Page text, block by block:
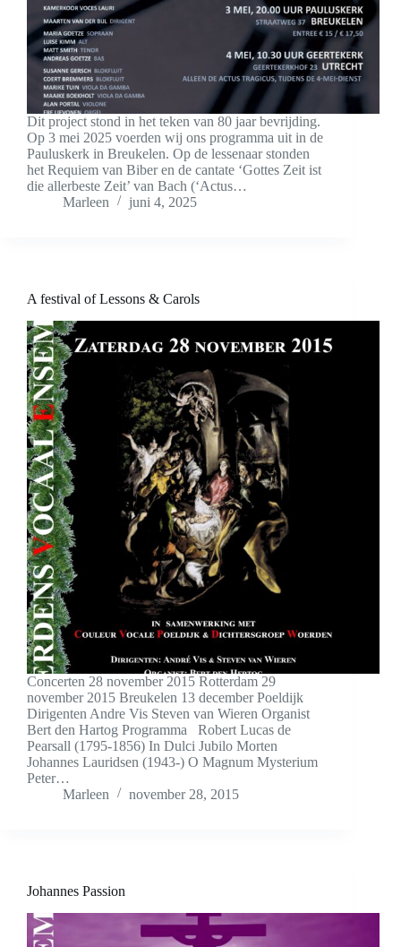
Dit project stond in het teken van 80 jaar bevrijding.
Op 3 mei 2025 voerden wij ons programma uit in de
Pauluskerk in Breukelen. Op de lessenaar stonden
het Requiem van Biber en de cantate ‘Gottes Zeit ist
die allerbeste Zeit’ van Bach (‘Actus…
Marleen
juni 4, 2025
A festival of Lessons & Carols
Concerten 28 november 2015 Rotterdam 29
november 2015 Breukelen 13 december Poeldijk
Dirigenten Andre Vis Steven van Wieren Organist
Bert den Hartog Programma Robert Lucas de
Pearsall (1795-1856) In Dulci Jubilo Morten
Johannes Lauridsen (1943-) O Magnum Mysterium
Peter…
Marleen
november 28, 2015
Johannes Passion